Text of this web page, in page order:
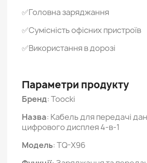
✅Головна заряджання
✅Сумісність офісних пристроїв
✅Використання в дорозі
Параметри продукту
Бренд: Toocki
Назва: Кабель для передачі
цифрового дисплея 4-в-1
Модель: TQ-X96